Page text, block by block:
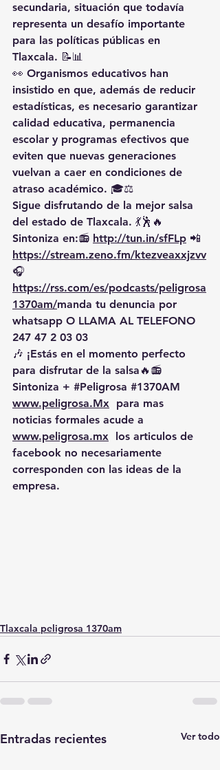
secundaria, situación que todavía
representa un desafío importante
para las políticas públicas en
Tlaxcala. 📝📊
👀 Organismos educativos han
insistido en que, además de reducir
estadísticas, es necesario garantizar
calidad educativa, permanencia
escolar y programas efectivos que
eviten que nuevas generaciones
vuelvan a caer en condiciones de
atraso académico. 🎓⚖️
Sigue disfrutando de la mejor salsa
del estado de Tlaxcala. 💃🕺🔥
Sintoniza en:📻 http://tun.in/sfFLp 📲
https://stream.zeno.fm/ktezveaxxjzvv
🎧
https://rss.com/es/podcasts/peligrosa
1370am/manda tu denuncia por
whatsapp O LLAMA AL TELEFONO
247 47 2 03 03
🎶 ¡Estás en el momento perfecto
para disfrutar de la salsa🔥📻
Sintoniza + #Peligrosa #1370AM
www.peligrosa.Mx para mas
noticias formales acude a
www.peligrosa.mx los articulos de
facebook no necesariamente
corresponden con las ideas de la
empresa.
Tlaxcala peligrosa 1370am
Entradas recientes Ver todo